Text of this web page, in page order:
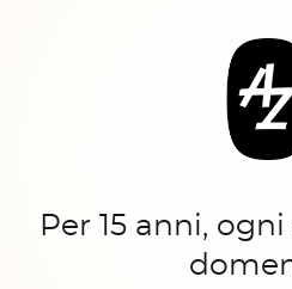
Per 15 anni,